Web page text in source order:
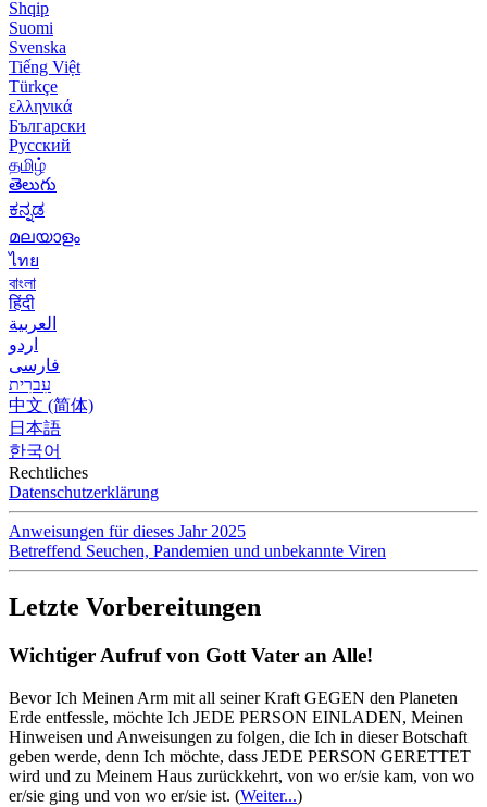
Shqip
Suomi
Svenska
Tiếng Việt
Türkçe
ελληνικά
Български
Русский
தமிழ்
తెలుగు
ಕನ್ನಡ
മലയാളം
ไทย
বাংলা
हिंदी
العربية
اردو
فارسی
עִברִית
中文 (简体)
日本語
한국어
Rechtliches
Datenschutzerklärung
Anweisungen für dieses Jahr 2025
Betreffend Seuchen, Pandemien und unbekannte Viren
Letzte Vorbereitungen
Wichtiger Aufruf von Gott Vater an Alle!
Bevor Ich Meinen Arm mit all seiner Kraft GEGEN den Planeten
Erde entfessle, möchte Ich JEDE PERSON EINLADEN, Meinen
Hinweisen und Anweisungen zu folgen, die Ich in dieser Botschaft
geben werde, denn Ich möchte, dass JEDE PERSON GERETTET
wird und zu Meinem Haus zurückkehrt, von wo er/sie kam, von wo
er/sie ging und von wo er/sie ist. (Weiter...)